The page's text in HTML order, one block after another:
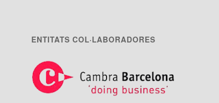
ENTITATS COL·LABORADORES